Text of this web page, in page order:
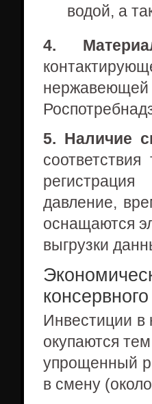
водой, а
4.
5. Наличие
давление,
оснащаются
выгрузки
Инвестиции в
окупаются
упрощенный
в смену